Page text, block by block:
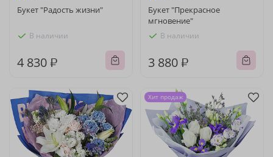
Букет "Радость жизни"
В наличии
4 830 ₽
Букет "Прекрасное
мгновение"
В наличии
3 880 ₽
Хит продаж